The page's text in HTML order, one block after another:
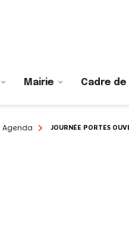
Mairie Cadre de
Agenda JOURNÉE PORTES OUVERTES